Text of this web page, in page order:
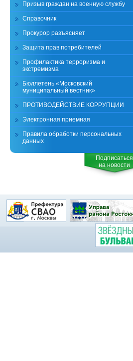
Призыв граждан на военную службу
Справочник
Прокурор разъясняет
Защита прав потребителей
Профилактика терроризма и
экстремизма
Бюллетень «Московский
муниципальный вестник»
ПРОТИВОДЕЙСТВИЕ КОРРУПЦИИ
Электронная приемная
Правила обработки персональных
данных
Подписаться
на новости